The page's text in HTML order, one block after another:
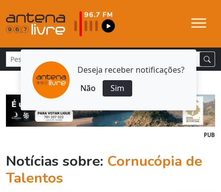
Deseja receber notificações?
Não
Sim
PUB
Notícias sobre: Cornucópia de
Talentos